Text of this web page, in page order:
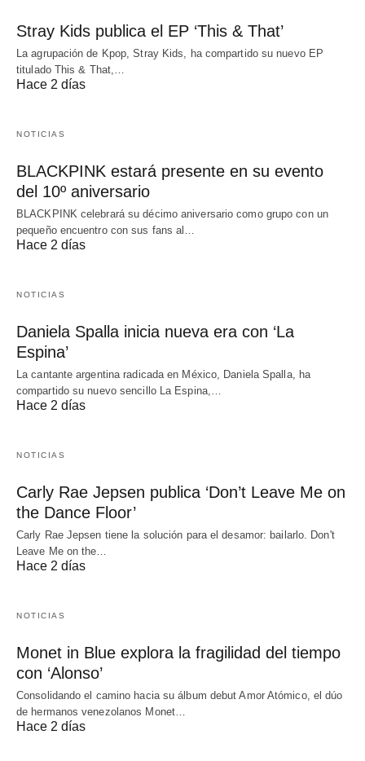
Stray Kids publica el EP ‘This & That’
La agrupación de Kpop, Stray Kids, ha compartido su nuevo EP
titulado This & That,…
Hace 2 días
NOTICIAS
BLACKPINK estará presente en su evento
del 10º aniversario
BLACKPINK celebrará su décimo aniversario como grupo con un
pequeño encuentro con sus fans al…
Hace 2 días
NOTICIAS
Daniela Spalla inicia nueva era con ‘La
Espina’
La cantante argentina radicada en México, Daniela Spalla, ha
compartido su nuevo sencillo La Espina,…
Hace 2 días
NOTICIAS
Carly Rae Jepsen publica ‘Don’t Leave Me on
the Dance Floor’
Carly Rae Jepsen tiene la solución para el desamor: bailarlo. Don't
Leave Me on the…
Hace 2 días
NOTICIAS
Monet in Blue explora la fragilidad del tiempo
con ‘Alonso’
Consolidando el camino hacia su álbum debut Amor Atómico, el dúo
de hermanos venezolanos Monet…
Hace 2 días